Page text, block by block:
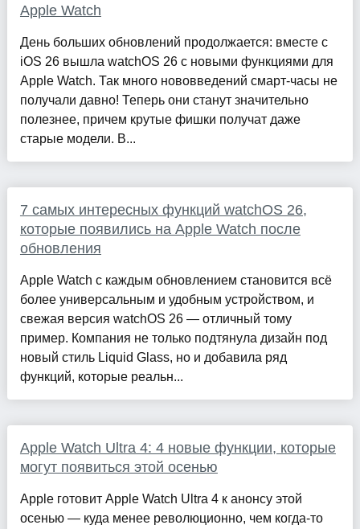
Apple Watch
День больших обновлений продолжается: вместе с
iOS 26 вышла watchOS 26 с новыми функциями для
Apple Watch. Так много нововведений смарт-часы не
получали давно! Теперь они станут значительно
полезнее, причем крутые фишки получат даже
старые модели. В...
7 самых интересных функций watchOS 26,
которые появились на Apple Watch после
обновления
Apple Watch с каждым обновлением становится всё
более универсальным и удобным устройством, и
свежая версия watchOS 26 — отличный тому
пример. Компания не только подтянула дизайн под
новый стиль Liquid Glass, но и добавила ряд
функций, которые реальн...
Apple Watch Ultra 4: 4 новые функции, которые
могут появиться этой осенью
Apple готовит Apple Watch Ultra 4 к анонсу этой
осенью — куда менее революционно, чем когда-то